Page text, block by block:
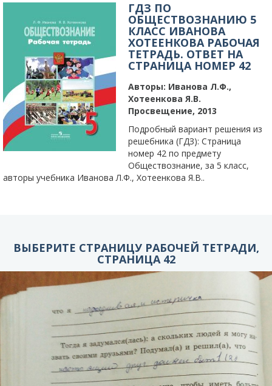
ГДЗ ПО
ОБЩЕСТВОЗНАНИЮ 5
КЛАСС ИВАНОВА
ХОТЕЕНКОВА РАБОЧАЯ
ТЕТРАДЬ. ОТВЕТ НА
СТРАНИЦА НОМЕР 42
Авторы: Иванова Л.Ф.,
Хотеенкова Я.В.
Просвещение, 2013
Подробный вариант решения из
решебника (ГДЗ): Страница
номер 42 по предмету
Обществознание, за 5 класс,
авторы учебника Иванова Л.Ф., Хотеенкова Я.В..
ВЫБЕРИТЕ СТРАНИЦУ РАБОЧЕЙ ТЕТРАДИ,
СТРАНИЦА 42